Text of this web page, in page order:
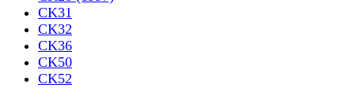
CK31
CK32
CK36
CK50
CK52